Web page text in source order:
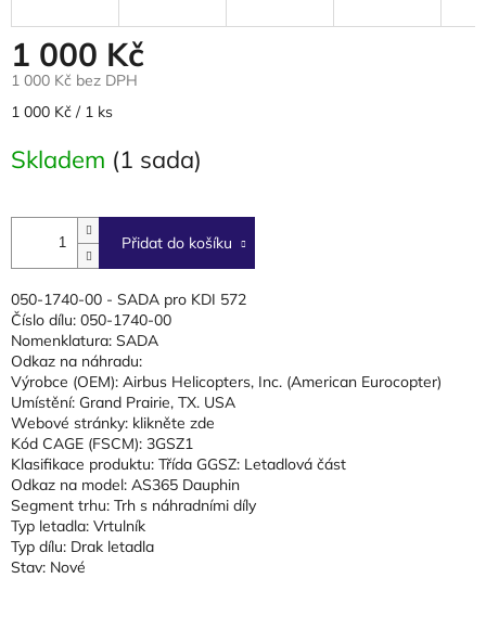
1 000 Kč
1 000 Kč bez DPH
Měrná
1 000 Kč / 1 ks
Skladem (1 sada)
Přidat do košíku
050-1740-00 - SADA pro KDI 572
Číslo dílu: 050-1740-00
Nomenklatura: SADA
Odkaz na náhradu:
Výrobce (OEM): Airbus Helicopters, Inc. (American Eurocopter)
Umístění: Grand Prairie, TX. USA
Webové stránky: klikněte zde
Kód CAGE (FSCM): 3GSZ1
Klasifikace produktu: Třída GGSZ: Letadlová část
Odkaz na model: AS365 Dauphin
Segment trhu: Trh s náhradními díly
Typ letadla: Vrtulník
Typ dílu: Drak letadla
Stav: Nové